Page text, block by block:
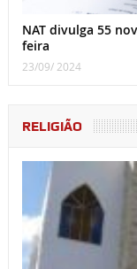
NAT divulga 55
feira
23/09/ 2024
RELIGIÃO